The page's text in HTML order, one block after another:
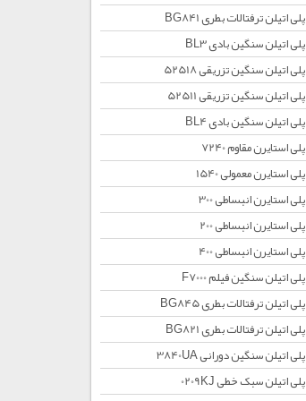
پلی اتیلن ترفتالات بطری BG841
پلی اتیلن سنگین بادی BL3
پلی اتیلن سنگین تزریقی 52518
پلی اتیلن سنگین تزریقی 52511
پلی اتیلن سنگین بادی BL4
پلی استایرن مقاوم 7240
پلی استایرن معمولی 1540
پلی استایرن انبساطی 300
پلی استایرن انبساطی 200
پلی استایرن انبساطی 400
پلی اتیلن سنگین فیلم F7000
پلی اتیلن ترفتالات بطری BG845
پلی اتیلن ترفتالات بطری BG821
پلی اتیلن سنگین دورانی 3840UA
پلی اتیلن سبک خطی 0209KJ